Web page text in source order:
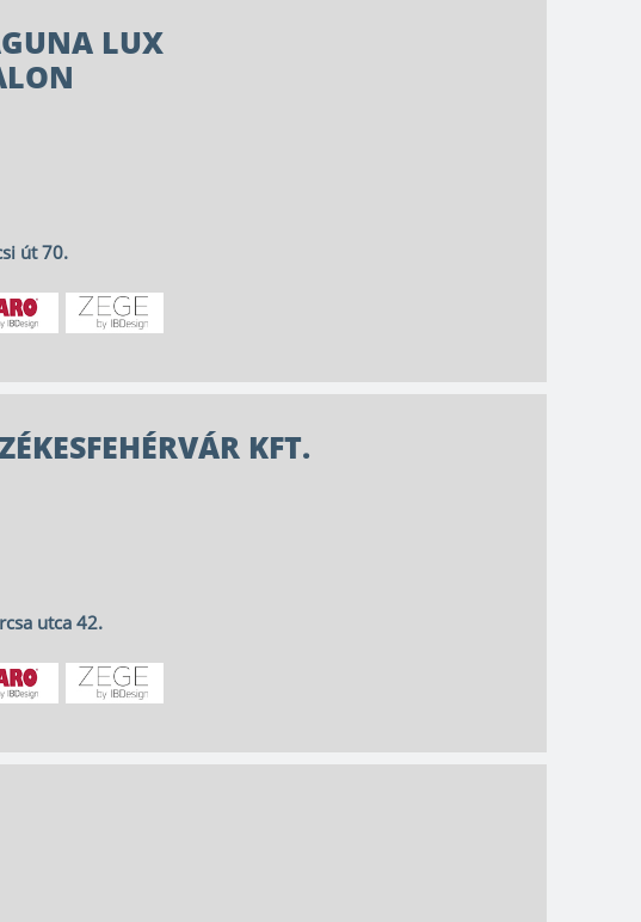
LUX
út 70.
KFT.
utca 42.